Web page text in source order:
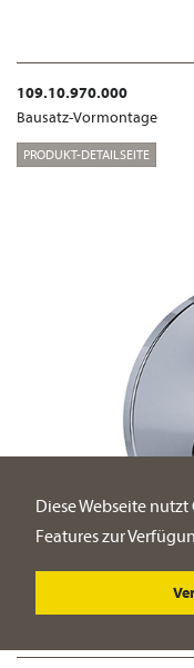
Diese Webseite
Features zur
109.10.970.000
Bausatz-Vormontage
PRODUKT-DETAILSEITE